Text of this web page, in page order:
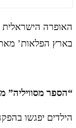
האופרה הישראלית
בארץ הפלאות’
“הספר מסוויליה” מאת
הילדים יפגשו